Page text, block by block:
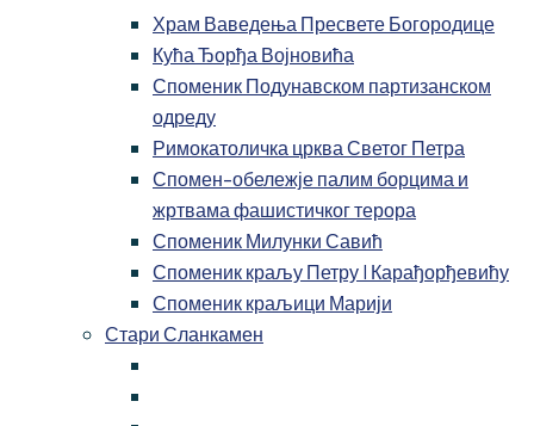
Храм Ваведења Пресвете Богородице
Кућа Ђорђа Војновића
Споменик Подунавском партизанском
одреду
Римокатоличка црква Светог Петра
Спомен-обележје палим борцима и
жртвама фашистичког терора
Споменик Милунки Савић
Споменик краљу Петру I Карађорђевићу
Споменик краљици Марији
Стари Сланкамен